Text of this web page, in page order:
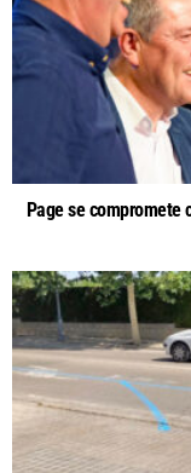
Page se compromete